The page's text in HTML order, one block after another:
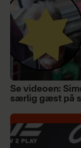
Se videoen:
særlig gæst på